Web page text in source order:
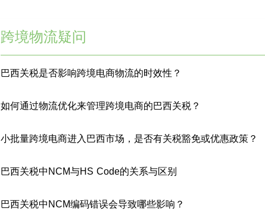
跨境物流疑问
巴西关税是否影响跨境电商物流的时效性？
如何通过物流优化来管理跨境电商的巴西关税？
小批量跨境电商进入巴西市场，是否有关税豁免或优惠政策？
巴西关税中NCM与HS Code的关系与区别
巴西关税中NCM编码错误会导致哪些影响？